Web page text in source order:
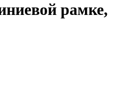
рамке,